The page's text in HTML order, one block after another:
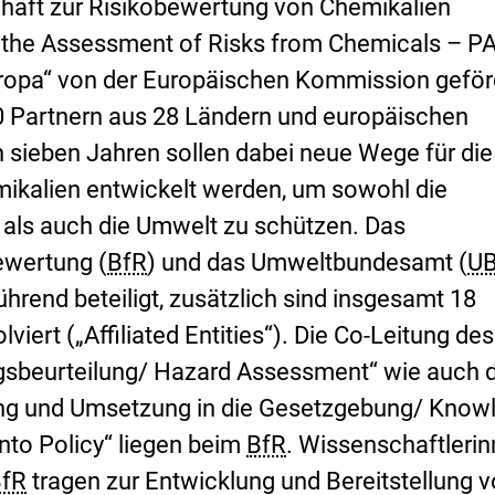
s
k
o
B
e
w
e
r
t
u
n
g
zur Risikobewertung von Chemikalien
Assessment of Risks from Chemicals –
von der Europäischen Kommission
aus 28 Ländern und europäischen
Jahren sollen dabei neue Wege für die
entwickelt werden, um sowohl die
auch die Umwelt zu schützen. Das
(BfR) und das Umweltbundesamt (
beteiligt, zusätzlich sind insgesamt 18
(„Affiliated Entities“). Die Co-Leitung des
Hazard Assessment“ wie auch
und Umsetzung in die Gesetzgebung/
Policy“ liegen beim BfR.
tragen zur Entwicklung und Bereitstellung